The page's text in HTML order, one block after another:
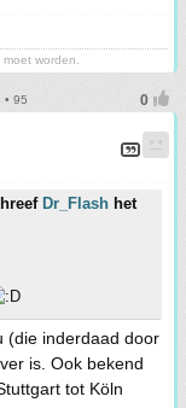
worden.
• 95
Dr_Flash het
(die inderdaad door
is. Ook bekend
tot Köln